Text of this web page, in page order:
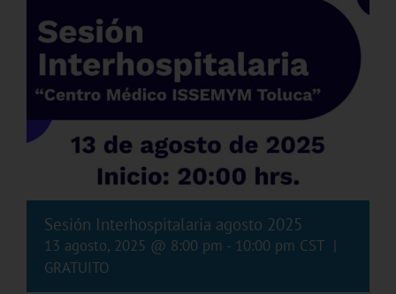
Sesión Interhospitalaria agosto 2025
13 agosto, 2025 @ 8:00 pm - 10:00 pm CST |
GRATUITO